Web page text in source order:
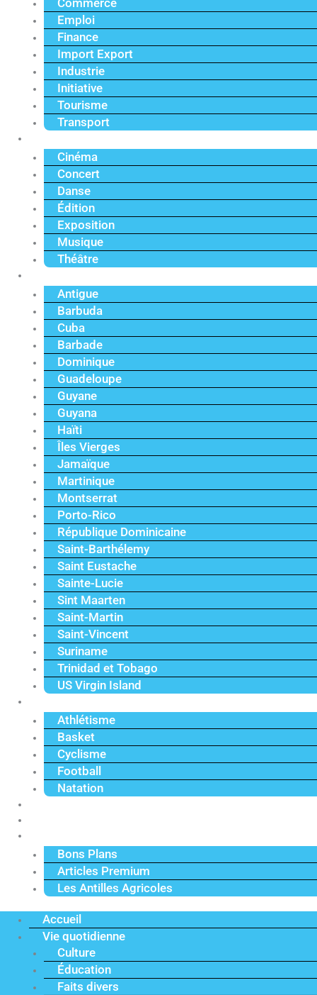
Commerce
Emploi
Finance
Import Export
Industrie
Initiative
Tourisme
Transport
Cinéma
Concert
Danse
Édition
Exposition
Musique
Théâtre
Antigue
Barbuda
Cuba
Barbade
Dominique
Guadeloupe
Guyane
Guyana
Haïti
Îles Vierges
Jamaïque
Martinique
Montserrat
Porto-Rico
République Dominicaine
Saint-Barthélemy
Saint Eustache
Sainte-Lucie
Sint Maarten
Saint-Martin
Saint-Vincent
Suriname
Trinidad et Tobago
US Virgin Island
Athlétisme
Basket
Cyclisme
Football
Natation
Bons Plans
Articles Premium
Les Antilles Agricoles
Accueil
Vie quotidienne
Culture
Éducation
Faits divers